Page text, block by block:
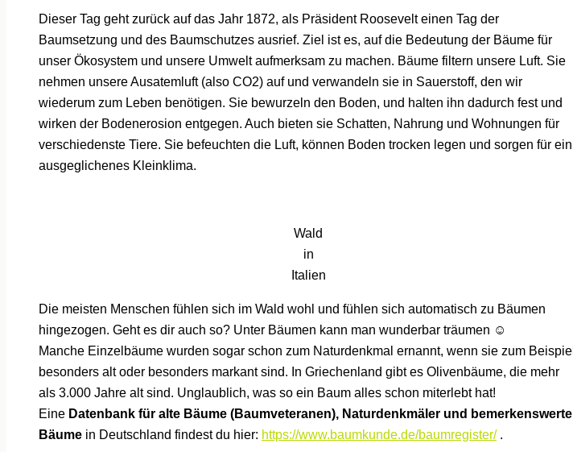
Dieser Tag geht zurück auf das Jahr 1872, als Präsident Roosevelt einen Tag der
Baumsetzung und des Baumschutzes ausrief. Ziel ist es, auf die Bedeutung der Bäume für
unser Ökosystem und unsere Umwelt aufmerksam zu machen. Bäume filtern unsere Luft. Sie
nehmen unsere Ausatemluft (also CO2) auf und verwandeln sie in Sauerstoff, den wir
wiederum zum Leben benötigen. Sie bewurzeln den Boden, und halten ihn dadurch fest und
wirken der Bodenerosion entgegen. Auch bieten sie Schatten, Nahrung und Wohnungen für
verschiedenste Tiere. Sie befeuchten die Luft, können Boden trocken legen und sorgen für ein
ausgeglichenes Kleinklima.
Wald
in
Italien
Die meisten Menschen fühlen sich im Wald wohl und fühlen sich automatisch zu Bäumen
hingezogen. Geht es dir auch so? Unter Bäumen kann man wunderbar träumen ☺️
Manche Einzelbäume wurden sogar schon zum Naturdenkmal ernannt, wenn sie zum Beispiel
besonders alt oder besonders markant sind. In Griechenland gibt es Olivenbäume, die mehr
als 3.000 Jahre alt sind. Unglaublich, was so ein Baum alles schon miterlebt hat!
Eine Datenbank für alte Bäume (Baumveteranen), Naturdenkmäler und bemerkenswerte
Bäume in Deutschland findest du hier: https://www.baumkunde.de/baumregister/ .